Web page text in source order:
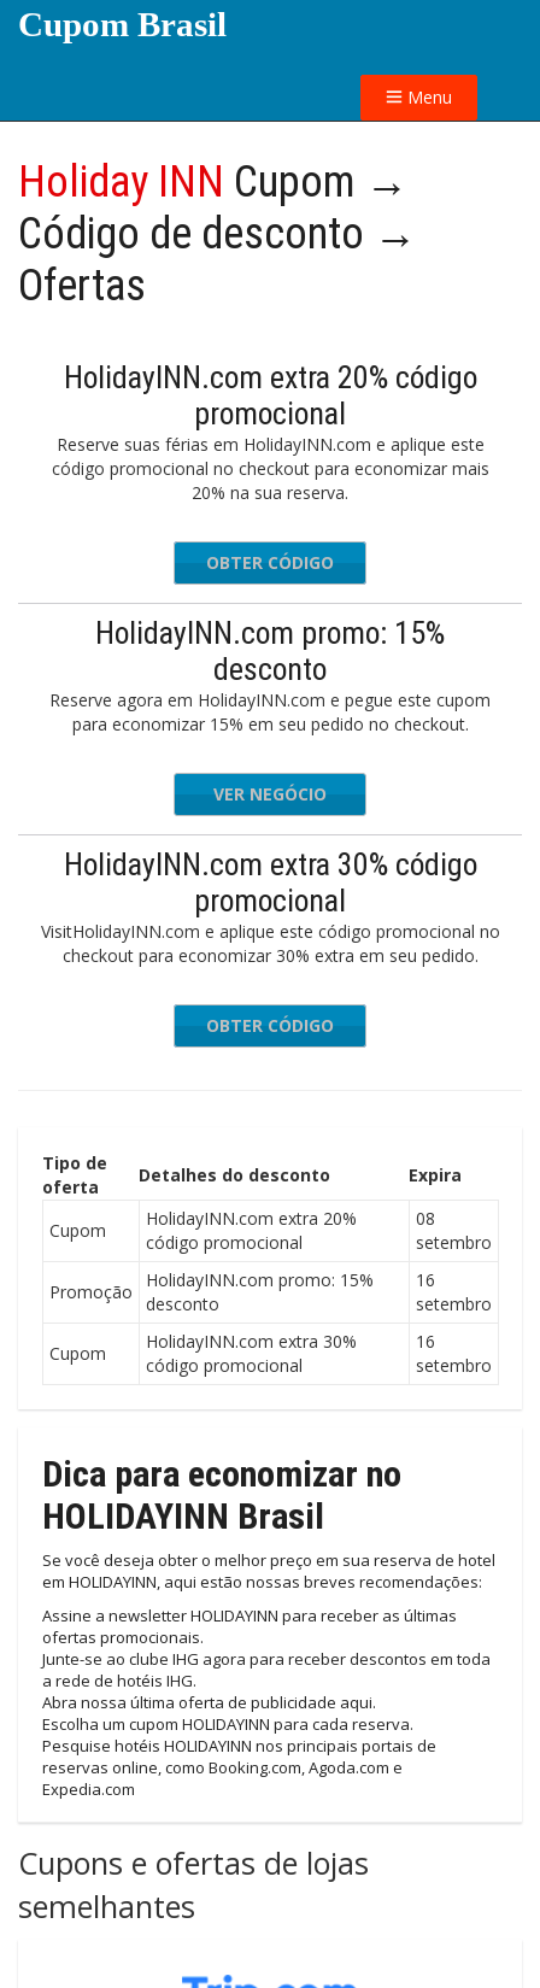
Cupom Brasil
Menu
Holiday INN Cupom →
Código de desconto →
Ofertas
HolidayINN.com extra 20% código
promocional
Reserve suas férias em HolidayINN.com e aplique este
código promocional no checkout para economizar mais
20% na sua reserva.
0282605
OBTER CÓDIGO
HolidayINN.com promo: 15%
desconto
Reserve agora em HolidayINN.com e pegue este cupom
para economizar 15% em seu pedido no checkout.
VER NEGÓCIO
HolidayINN.com extra 30% código
promocional
VisitHolidayINN.com e aplique este código promocional no
checkout para economizar 30% extra em seu pedido.
CITYLIT
OBTER CÓDIGO
Tipo de
oferta
Detalhes do desconto Expira
Cupom
HolidayINN.com extra 20%
código promocional
08
setembro
Promoção
HolidayINN.com promo: 15%
desconto
16
setembro
Cupom
HolidayINN.com extra 30%
código promocional
16
setembro
Dica para economizar no
HOLIDAYINN Brasil
Se você deseja obter o melhor preço em sua reserva de hotel
em HOLIDAYINN, aqui estão nossas breves recomendações:
Assine a newsletter HOLIDAYINN para receber as últimas
ofertas promocionais.
Junte-se ao clube IHG agora para receber descontos em toda
a rede de hotéis IHG.
Abra nossa última oferta de publicidade aqui.
Escolha um cupom HOLIDAYINN para cada reserva.
Pesquise hotéis HOLIDAYINN nos principais portais de
reservas online, como Booking.com, Agoda.com e
Expedia.com
Cupons e ofertas de lojas
semelhantes